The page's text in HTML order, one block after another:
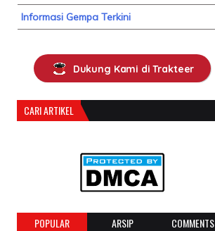
Informasi Gempa Terkini
Dukung Kami di Trakteer
CARI ARTIKEL
POPULAR ARSIP COMMENTS